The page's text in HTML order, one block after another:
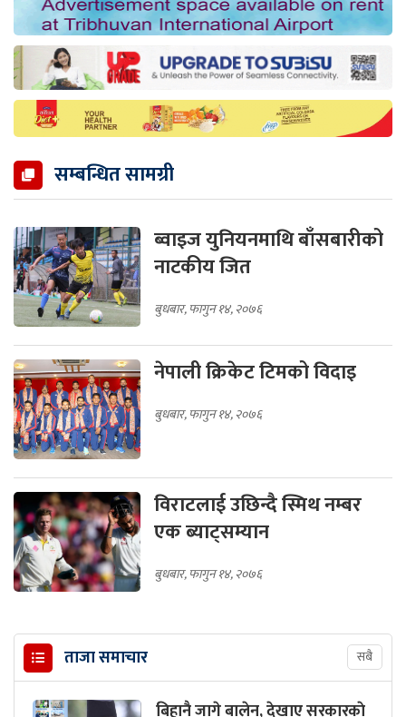
सम्बन्धित सामग्री
ब्वाइज युनियनमाथि बाँसबारीको
नाटकीय जित
बुधबार, फागुन १४, २०७६
नेपाली क्रिकेट टिमको विदाइ
बुधबार, फागुन १४, २०७६
विराटलाई उछिन्दै स्मिथ नम्बर
एक ब्याट्सम्यान
बुधबार, फागुन १४, २०७६
ताजा समाचार सबै